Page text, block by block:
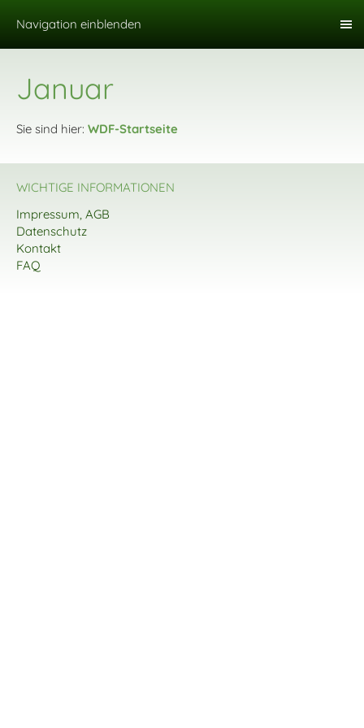
Navigation einblenden
Januar
Sie sind hier: WDF-Startseite
WICHTIGE INFORMATIONEN
Impressum, AGB
Datenschutz
Kontakt
FAQ